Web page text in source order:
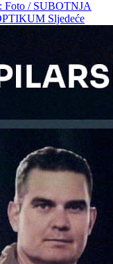
Foto / SUBOTNJA
Sljedeće